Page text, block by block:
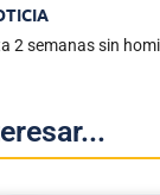
2 semanas sin